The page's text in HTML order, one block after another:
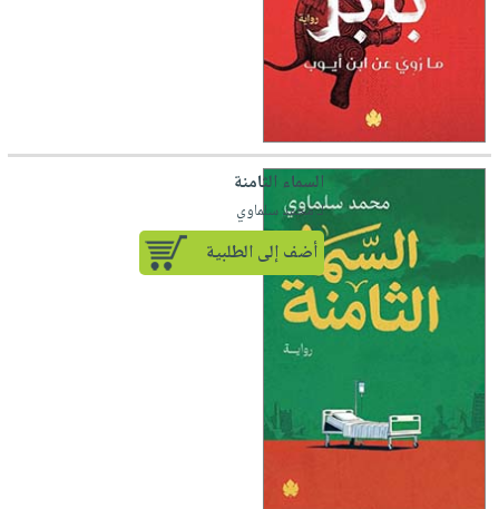
السماء الثامنة
لـ محمد سلماوي
أضف إلى الطلبية